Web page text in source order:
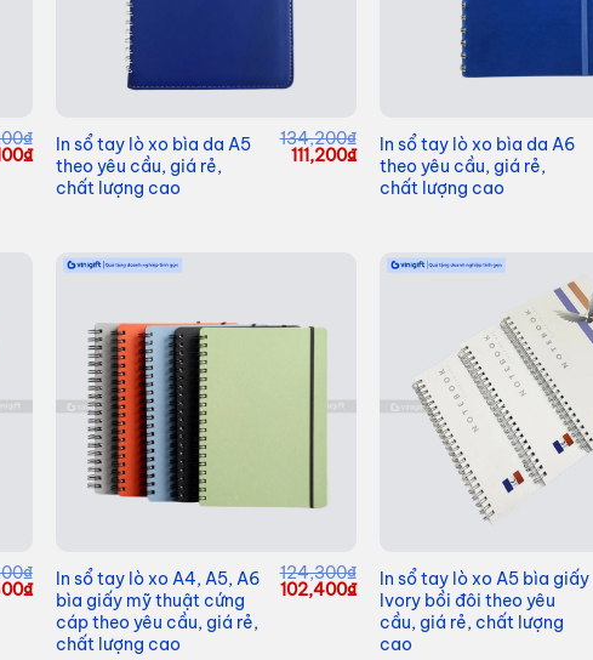
₫
₫Giá
hiện
In sổ tay lò xo bìa da A5
theo yêu cầu, giá rẻ,
chất lượng cao
134,200₫
Giá
gốc
111,200₫Giá
hiện
In sổ tay lò xo bìa da A6
theo yêu cầu, giá rẻ,
chất lượng cao
₫
₫Giá
hiện
In sổ tay lò xo A4, A5, A6
bìa giấy mỹ thuật cứng
cáp theo yêu cầu, giá rẻ,
chất lượng cao
124,300₫
Giá
102,400₫Giá
hiện
In sổ tay lò xo A5 bìa giấy
Ivory bồi đôi theo yêu
cầu, giá rẻ, chất lượng
cao